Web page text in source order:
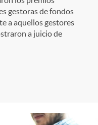
gestoras de fondos
a aquellos gestores
a juicio de